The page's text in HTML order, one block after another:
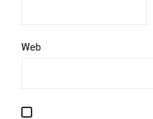
Web